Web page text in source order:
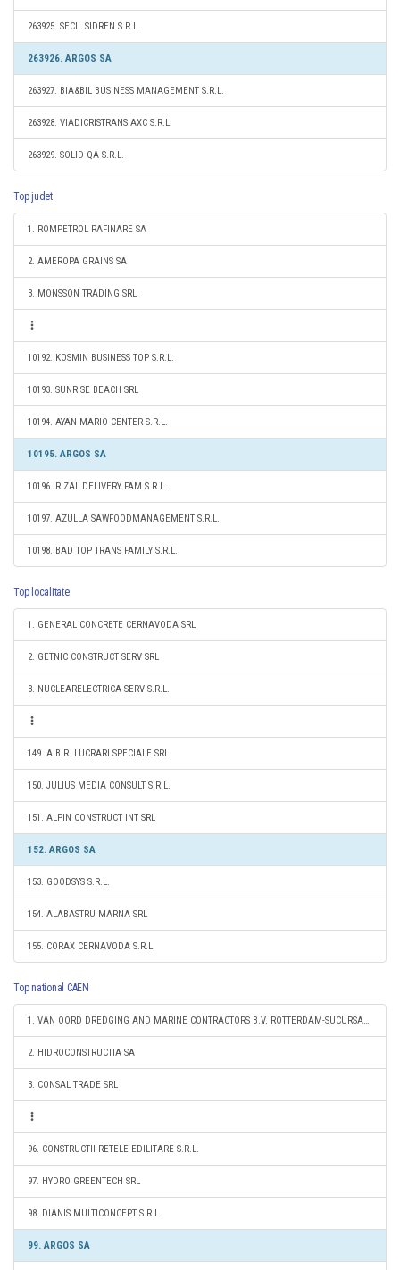
263925. SECIL SIDREN S.R.L.
263926. ARGOS SA
263927. BIA&BIL BUSINESS MANAGEMENT S.R.L.
263928. VIADICRISTRANS AXC S.R.L.
263929. SOLID QA S.R.L.
Top judet
1. ROMPETROL RAFINARE SA
2. AMEROPA GRAINS SA
3. MONSSON TRADING SRL
10192. KOSMIN BUSINESS TOP S.R.L.
10193. SUNRISE BEACH SRL
10194. AYAN MARIO CENTER S.R.L.
10195. ARGOS SA
10196. RIZAL DELIVERY FAM S.R.L.
10197. AZULLA SAWFOODMANAGEMENT S.R.L.
10198. BAD TOP TRANS FAMILY S.R.L.
Top localitate
1. GENERAL CONCRETE CERNAVODA SRL
2. GETNIC CONSTRUCT SERV SRL
3. NUCLEARELECTRICA SERV S.R.L.
149. A.B.R. LUCRARI SPECIALE SRL
150. JULIUS MEDIA CONSULT S.R.L.
151. ALPIN CONSTRUCT INT SRL
152. ARGOS SA
153. GOODSYS S.R.L.
154. ALABASTRU MARNA SRL
155. CORAX CERNAVODA S.R.L.
Top national CAEN
1. VAN OORD DREDGING AND MARINE CONTRACTORS B.V. ROTTERDAM-SUCURSALA CONSTANTA
2. HIDROCONSTRUCTIA SA
3. CONSAL TRADE SRL
96. CONSTRUCTII RETELE EDILITARE S.R.L.
97. HYDRO GREENTECH SRL
98. DIANIS MULTICONCEPT S.R.L.
99. ARGOS SA